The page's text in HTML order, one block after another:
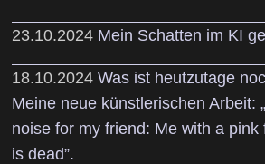
23.10.2024 Mein Schatten im KI
18.10.2024 Was ist heutzutage
Meine neue künstlerischen Arbeit:
noise for my friend: Me with a pink
is dead”.